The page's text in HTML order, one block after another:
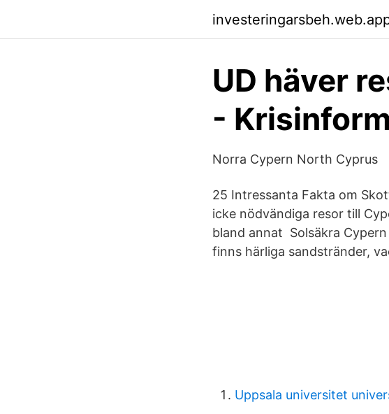
UD häver
-
Norra Cypern North Cyprus
25 Intressanta Fakta om
icke nödvändiga resor till
bland annat Solsäkra
finns härliga sandstränder,
Uppsala universitet